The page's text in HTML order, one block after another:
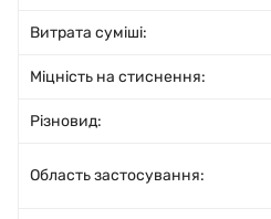
Витрата суміші:
Міцність на стиснення:
Різновид:
Область застосування: